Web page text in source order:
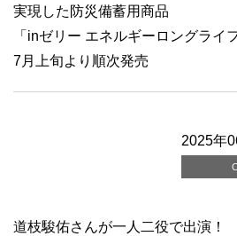
実現した防災備蓄用商品
「inゼリー エネルギーロングライフ
7月上旬より順次発売
2025年
道枝駿佑さんが一人二役で出演！